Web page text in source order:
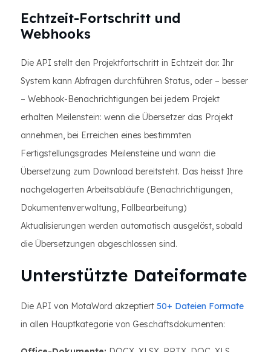
Echtzeit-Fortschritt und
Webhooks
Die API stellt den Projektfortschritt in Echtzeit dar. Ihr
System kann Abfragen durchführen Status, oder – besser
– Webhook-Benachrichtigungen bei jedem Projekt
erhalten Meilenstein: wenn die Übersetzer das Projekt
annehmen, bei Erreichen eines bestimmten
Fertigstellungsgrades Meilensteine ​​und wann die
Übersetzung zum Download bereitsteht. Das heisst Ihre
nachgelagerten Arbeitsabläufe (Benachrichtigungen,
Dokumentenverwaltung, Fallbearbeitung)
Aktualisierungen werden automatisch ausgelöst, sobald
die Übersetzungen abgeschlossen sind.
Unterstützte Dateiformate
Die API von MotaWord akzeptiert 50+ Dateien Formate
in allen Hauptkategorie von Geschäftsdokumenten: